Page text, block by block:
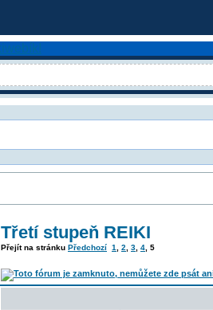
Třetí stupeň REIKI
Přejít na stránku Předchozí 1 2 3 4 5